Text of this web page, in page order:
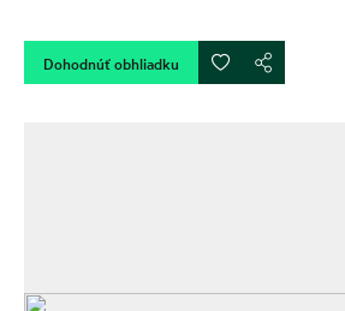
Dohodnúť obhliadku